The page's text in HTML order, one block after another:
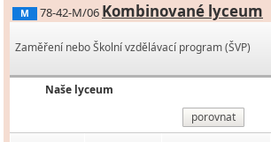
M 78-42-M/06 Kombinované lyceum
Zaměření nebo Školní vzdělávací program (ŠVP)
Naše lyceum
porovnat